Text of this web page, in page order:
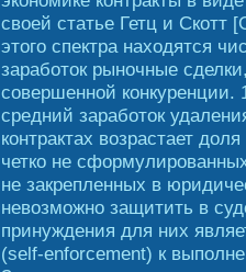
своей статье Гетц и Скотт
этого спектра находятся
заработок рыночные
совершенной конкуренции.
средний заработок
контрактах возрастает
четко не
не закрепленных в
невозможно защитить в
принуждения для них
(self-enforcement) к